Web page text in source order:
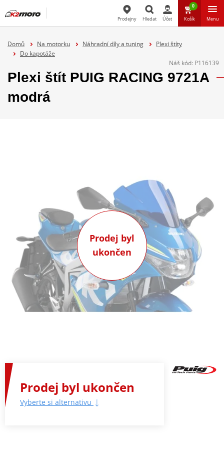
Prodejny Hledat Účet
0
Košík Menu
Domů Na motorku Náhradní díly a tuning
Plexi štíty
Do kapotáže
Náš kód: P116139
Plexi štít PUIG RACING 9721A
modrá
Prodej byl
ukončen
Prodej byl ukončen
Vyberte si alternativu